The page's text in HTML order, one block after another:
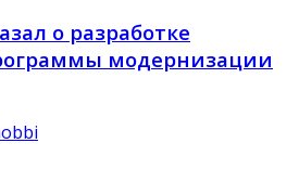
о разработке
модернизации